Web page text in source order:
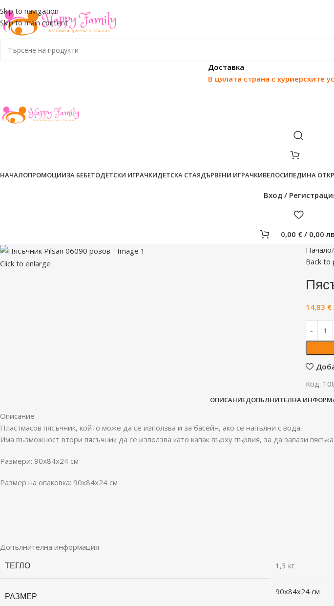
Skip to navigation
Skip to main content
Доставка
В цялата страна с куриерските
НАЧАЛОПРОМОЦИИЗА БЕБЕТОДЕТСКИ ИГРАЧКИДЕТСКА СТАЯДЪРВЕНИ ИГРАЧКИВЕЛОСИПЕДИНА
Вход /
0,00 € / 0,00
Click to enlarge
Начало
Back to
14,83 €
Код:
ОПИСАНИЕДОПЪЛНИТЕЛНА
Описание
Пластмасов пясъчник, който може да се използва и за басейн, ако се напълни с вода.
Има възможност втори пясъчник да се използва като капак върху първия, за да запази пясъка
Размери: 90x84x24 см
Размер на опаковка: 90x84x24 см
Допълнителна информация
ТЕГЛО
1,3 кг
РАЗМЕР 90x84x24 см